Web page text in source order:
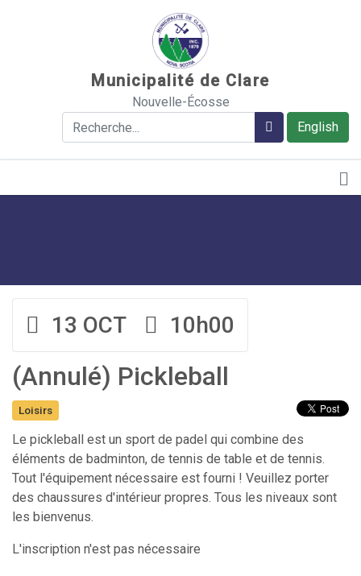
Municipalité de Clare
Nouvelle-Écosse
English
Rechercher Rechercher
13 OCT 10h00
(Annulé) Pickleball
Loisirs
Le pickleball est un sport de padel qui combine des
éléments de badminton, de tennis de table et de tennis.
Tout l'équipement nécessaire est fourni ! Veuillez porter
des chaussures d'intérieur propres. Tous les niveaux sont
les bienvenus.
L'inscription n'est pas nécessaire